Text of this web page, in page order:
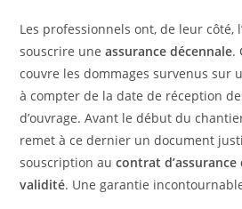
Les professionnels ont, de leur côté,
souscrire uneassurance décennale.
couvre les dommages survenus sur
à compter de la date de réception
d’ouvrage. Avant le début du
remet à ce dernier un document
souscription aucontrat
validité. Une garantie